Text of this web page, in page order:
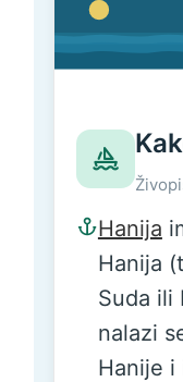
Hanija
Hanija
Suda ili
nalazi
Hanije i